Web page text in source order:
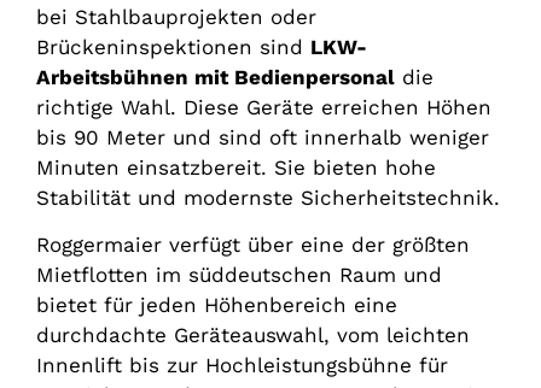
bei Stahlbauprojekten oder
Brückeninspektionen sind LKW-
Arbeitsbühnen mit Bedienpersonal die
richtige Wahl. Diese Geräte erreichen Höhen
bis 90 Meter und sind oft innerhalb weniger
Minuten einsatzbereit. Sie bieten hohe
Stabilität und modernste Sicherheitstechnik.
Roggermaier verfügt über eine der größten
Mietflotten im süddeutschen Raum und
bietet für jeden Höhenbereich eine
durchdachte Geräteauswahl, vom leichten
Innenlift bis zur Hochleistungsbühne für